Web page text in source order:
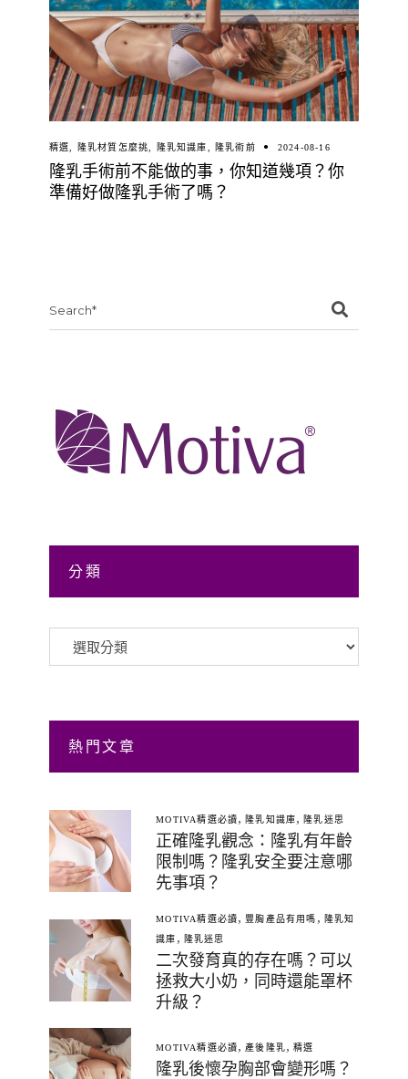
精選 隆乳材質怎麼挑 隆乳知識庫 隆乳術前 2024-08-16
隆乳手術前不能做的事，你知道幾項？你
準備好做隆乳手術了嗎？
分類
分
熱門文章
MOTIVA精選必讀,隆乳知識庫,隆乳迷思
正確隆乳觀念：隆乳有年齡
限制嗎？隆乳安全要注意哪
先事項？
MOTIVA精選必讀,豐胸產品有用嗎 ,
隆乳知
識庫 , 隆乳迷思
二次發育真的存在嗎？可以
拯救大小奶，同時還能罩杯
升級？
MOTIVA精選必讀, 產後隆乳, 精選
隆乳後懷孕胸部會變形嗎？